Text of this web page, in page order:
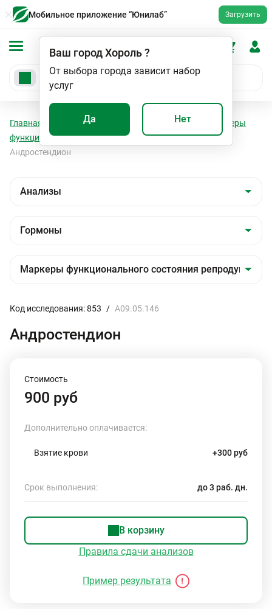
Мобильное приложение “Юнилаб” Загрузить
Ваш городХороль?
От выбора города зависит набор
услуг
Да Нет
Главная Анализы Гормоны
Маркеры
функционального состояния репродуктивной сферы
Андростендион
Код исследования: 853 / A09.05.146
Андростендион
Стоимость
900 руб
Дополнительно оплачивается:
Взятие крови +300 руб
Срок выполнения: до 3 раб. дн.
В корзину
Правила сдачи анализов
Пример результата